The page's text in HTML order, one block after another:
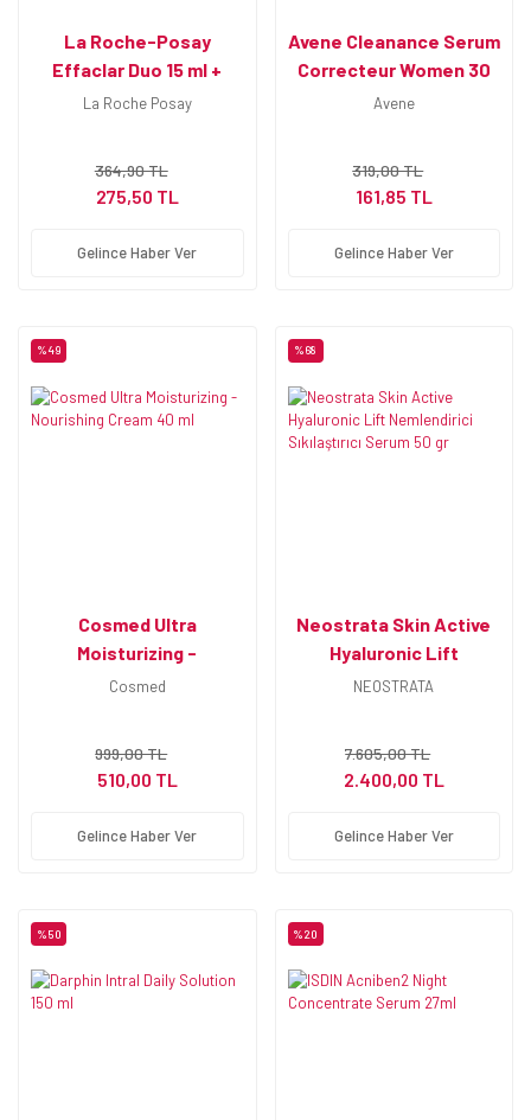
La Roche-Posay
Effaclar Duo 15 ml +
Effaclar Gel 50 ml
La Roche Posay
364,90 TL
275,50 TL
Gelince Haber Ver
Avene Cleanance Serum
Correcteur Women 30
ml
Avene
319,00 TL
161,85 TL
Gelince Haber Ver
%49
Cosmed Ultra
Moisturizing -
Nourishing Cream 40 ml
Cosmed
999,00 TL
510,00 TL
Gelince Haber Ver
%68
Neostrata Skin Active
Hyaluronic Lift
Nemlendirici Sıkılaştırıcı
NEOSTRATA
7.605,00 TL
2.400,00 TL
Gelince Haber Ver
%50 %20